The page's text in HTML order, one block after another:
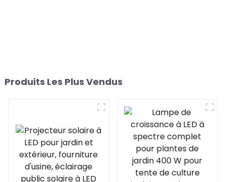
Produits Les Plus Vendus